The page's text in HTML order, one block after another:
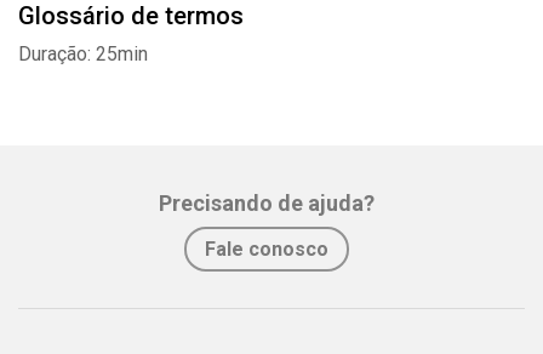
Glossário de termos
Duração: 25min
Precisando de ajuda?
Fale conosco